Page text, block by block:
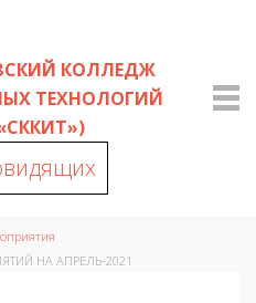
КОЛЛЕДЖ
ТЕХНОЛОГИЙ
НА АПРЕЛЬ-2021